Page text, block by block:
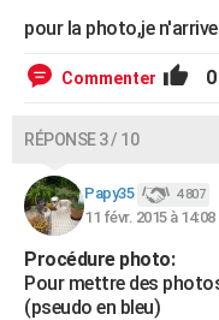
pour la photo,je
Commenter 0
RÉPONSE 3 / 10
Papy35 4 807
11 févr. 2015 à 14:08
Procédure photo:
Pour mettre des
(pseudo en bleu)